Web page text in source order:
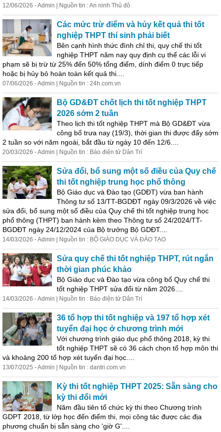
12/06/2026 - Admin | Nguồn tin : An ninh Thủ đô
Các mức trừ điểm và hủy kết quả thi tốt
nghiệp THPT thí sinh phải biết
Bên cạnh hình thức đình chỉ thi, quy chế thi tốt
nghiệp THPT năm nay quy định cụ thể các lỗi vi
phạm sẽ bị trừ từ 25% đến 50% tổng điểm, dính điểm 0 trực tiếp
hoặc bị hủy bỏ hoàn toàn kết quả thi....
07/06/2026 - Admin | Nguồn tin : 24h.com.vn
Bộ GD&ĐT chốt lịch thi tốt nghiệp THPT
2026 sớm 2 tuần
Theo lịch thi tốt nghiệp THPT mà Bộ GD&ĐT vừa
công bố trưa nay (19/3), thời gian thi được đẩy sớm
2 tuần so với năm ngoái, bắt đầu từ ngày 10 đến 12/6....
20/03/2026 - Admin | Nguồn tin : Báo điện tử Dân Trí
Sửa đổi, bổ sung một số điều của Quy chế
thi tốt nghiệp trung học phổ thông
Bộ Giáo dục và Đào tạo (GDĐT) vừa ban hành
Thông tư số 13/TT-BGDĐT ngày 09/3/2026 về việc
sửa đổi, bổ sung một số điều của Quy chế thi tốt nghiệp trung học
phổ thông (THPT) ban hành kèm theo Thông tư số 24/2024/TT-
BGDĐT ngày 24/12/2024 của Bộ trưởng Bộ GDĐT....
14/03/2026 - Admin | Nguồn tin : BỘ GIÁO DỤC VÀ ĐÀO TẠO
Sửa quy chế thi tốt nghiệp THPT, rút ngắn
thời gian phúc khảo
Bộ Giáo dục và Đào tạo vừa công bố Quy chế thi
tốt nghiệp THPT sửa đổi từ năm 2026....
14/03/2026 - Admin | Nguồn tin : Báo điện tử Dân Trí
36 tổ hợp thi tốt nghiệp và 197 tổ hợp xét
tuyển đại học ở chương trình mới
Với chương trình giáo dục phổ thông 2018, kỳ thi
tốt nghiệp THPT sẽ có 36 cách chọn tổ hợp môn thi
và khoảng 200 tổ hợp xét tuyển đại học....
13/07/2025 - Admin | Nguồn tin : dantri.com.vn
Kỳ thi tốt nghiệp THPT 2025: Sẵn sàng cho
kỳ thi đổi mới
Năm đầu tiên tổ chức kỳ thi theo Chương trình
GDPT 2018, từ lớp học đến điểm thi, mọi công tác được các địa
phương chuẩn bị sẵn sàng cho 'giờ G'....